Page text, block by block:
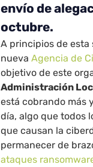
envío de
octubre.
A principios de esta
nuevaAgencia de
objetivo de este
Administración
está cobrando más
día, algo que todos
que causan la
permanecer de
ataques